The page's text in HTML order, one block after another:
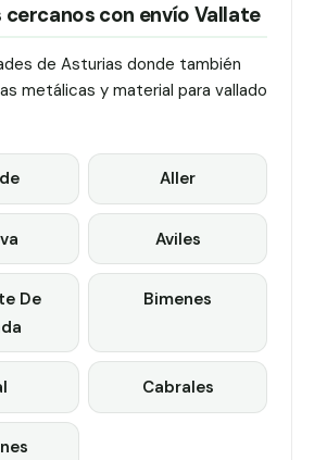
cercanos con envío Vallate
de Asturias donde también
metálicas y material para vallado
Aller
Aviles
De
Bimenes
Cabrales